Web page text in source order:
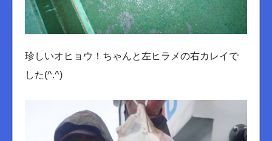
珍しいオヒョウ！ちゃんと左ヒラメの右カレイで
した(^.^)